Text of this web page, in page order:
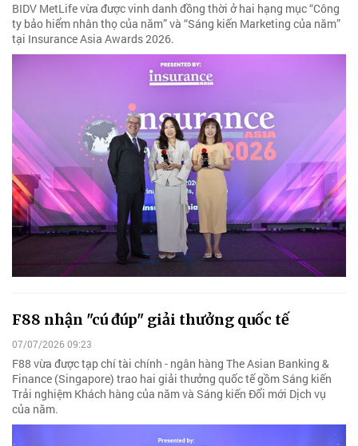
BIDV MetLife vừa được vinh danh đồng thời ở hai hạng mục “Công
ty bảo hiểm nhân thọ của năm” và “Sáng kiến Marketing của năm”
tại Insurance Asia Awards 2026.
F88 nhận "cú đúp" giải thưởng quốc tế
07/07/2026 09:23
F88 vừa được tạp chí tài chính - ngân hàng The Asian Banking &
Finance (Singapore) trao hai giải thưởng quốc tế gồm Sáng kiến
Trải nghiệm Khách hàng của năm và Sáng kiến Đổi mới Dịch vụ
của năm.